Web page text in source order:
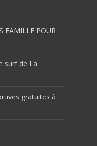
FAMILLE POUR
surf de La
gratuites à